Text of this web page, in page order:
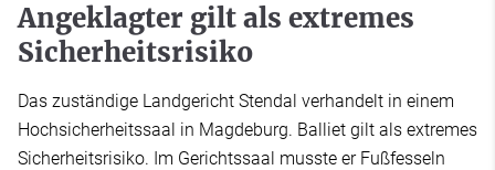
Angeklagter gilt als extremes
Sicherheitsrisiko
Das zuständige Landgericht Stendal verhandelt in einem
Hochsicherheitssaal in Magdeburg. Balliet gilt als extremes
Sicherheitsrisiko. Im Gerichtssaal musste er Fußfesseln